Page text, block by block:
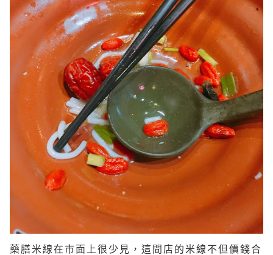
藥膳米線在市面上很少見，這間店的米線不但價錢合